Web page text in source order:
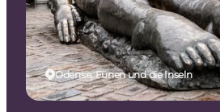
Odense, Fünen und die Inseln